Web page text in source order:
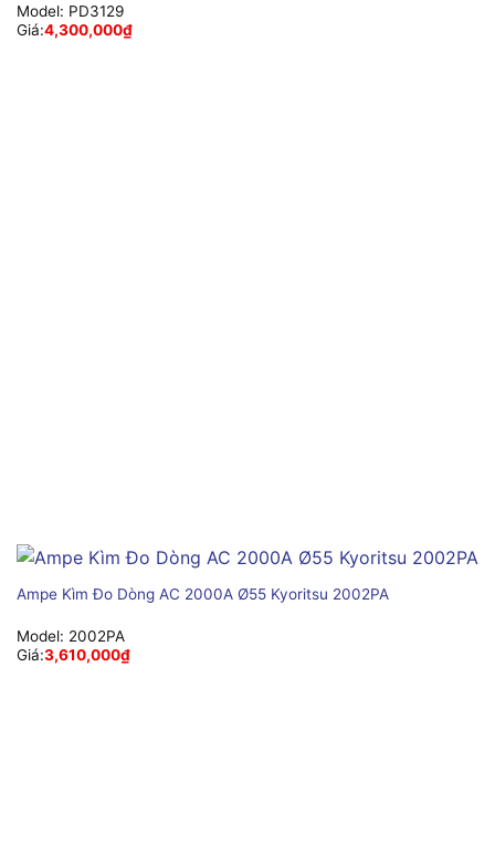
Model: PD3129
Giá:4,300,000₫
Ampe Kìm Đo Dòng AC 2000A Ø55 Kyoritsu 2002PA
Model: 2002PA
Giá:3,610,000₫